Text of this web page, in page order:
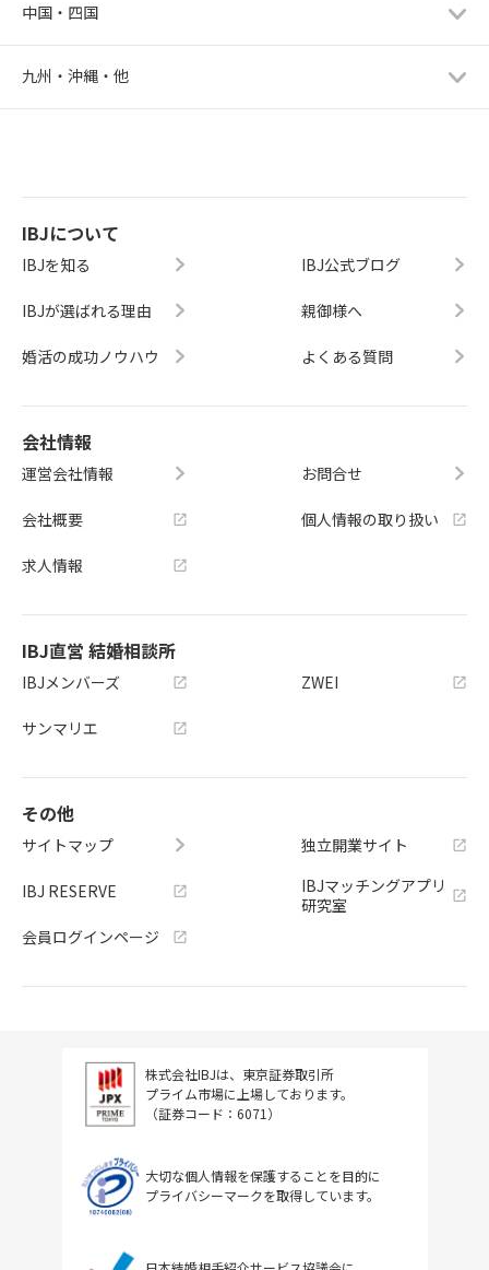
中国・四国
九州・沖縄・他
IBJについて
IBJを知る
IBJが選ばれる理由
婚活の成功ノウハウ
IBJ公式ブログ
親御様へ
よくある質問
会社情報
運営会社情報
会社概要
求人情報
お問合せ
個人情報の取り扱い
IBJ直営 結婚相談所
IBJメンバーズ
サンマリエ
ZWEI
その他
サイトマップ
IBJ RESERVE
会員ログインページ
独立開業サイト
IBJマッチングアプリ
研究室
株式会社IBJは、東京証券取引所
プライム市場に上場しております。
（証券コード：6071）
大切な個人情報を保護することを目的に
プライバシーマークを取得しています。